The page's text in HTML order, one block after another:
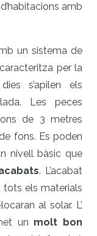
amb
un sistema de
per la
s’apilen els
Les peces
de 3 metres
fons. Es poden
nivell bàsic que
. L’acabat
tots els materials
al solar. L’
un molt bon